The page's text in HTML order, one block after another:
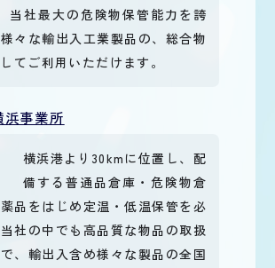
当社最大の危険物保管能力を誇
々な輸出入工業製品の、総合物
てご利用いただけます。
浜事業所
横浜港より30kmに位置し、配
備する普通品倉庫・危険物倉
品をはじめ定温・低温保管を必
社の中でも高品質な物品の取扱
、輸出入含め様々な製品の全国